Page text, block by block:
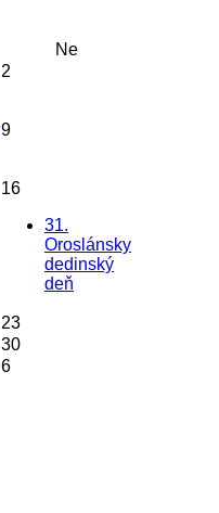
Ne
2
9
16
31.
Oroslánsky
dedinský
deň
23
30
6